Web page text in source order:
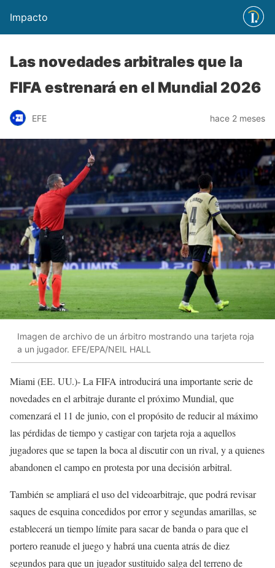
Impacto
Las novedades arbitrales que la
FIFA estrenará en el Mundial 2026
EFE hace 2 meses
Imagen de archivo de un árbitro mostrando una tarjeta roja
a un jugador. EFE/EPA/NEIL HALL
Miami (EE. UU.)- La FIFA introducirá una importante serie de
novedades en el arbitraje durante el próximo Mundial, que
comenzará el 11 de junio, con el propósito de reducir al máximo
las pérdidas de tiempo y castigar con tarjeta roja a aquellos
jugadores que se tapen la boca al discutir con un rival, y a quienes
abandonen el campo en protesta por una decisión arbitral.
También se ampliará el uso del videoarbitraje, que podrá revisar
saques de esquina concedidos por error y segundas amarillas, se
establecerá un tiempo límite para sacar de banda o para que el
portero reanude el juego y habrá una cuenta atrás de diez
segundos para que un jugador sustituido salga del terreno de